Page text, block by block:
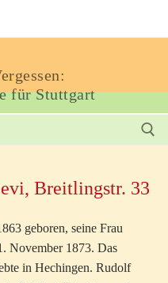
für Stuttgart
Breitlingstr. 33
geboren, seine Frau
November 1873. Das
in Hechingen. Rudolf